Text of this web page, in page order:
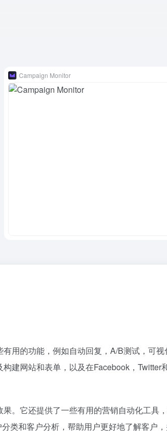
Campaign Monitor
用的功能，例如自动回复，A/B测试，可
建网站和表单，以及在Facebook，Twitter
。它还提供了一些有用的营销自动化工具
类和客户分析，帮助用户更好地了解客户